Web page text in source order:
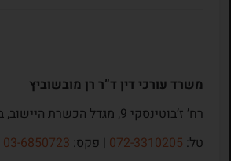
משרד עורכי דין ד”ר רן מובשוביץ
רח’ ז’בוטינסקי 9, מגדל הכשרת היישוב, בני ברק 5126417
טל: 072-3310205| פקס: 03-6850723